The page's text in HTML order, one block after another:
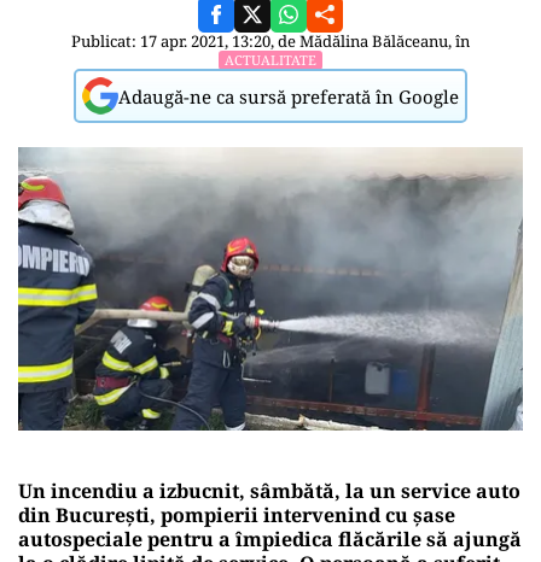
Publicat: 17 apr. 2021, 13:20, deMădălina Bălăceanu, în
ACTUALITATE
Adaugă-ne ca sursă preferată în Google
Un incendiu a izbucnit, sâmbătă, la un service auto
din Bucureşti, pompierii intervenind cu şase
autospeciale pentru a împiedica flăcările să ajungă